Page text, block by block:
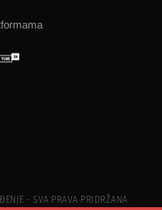
- SVA PRAVA PRIDRŽANA